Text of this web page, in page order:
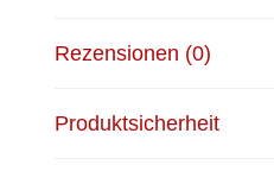
Rezensionen (0)
Produktsicherheit